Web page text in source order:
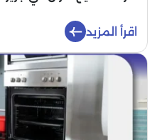
اقرأ المزيد